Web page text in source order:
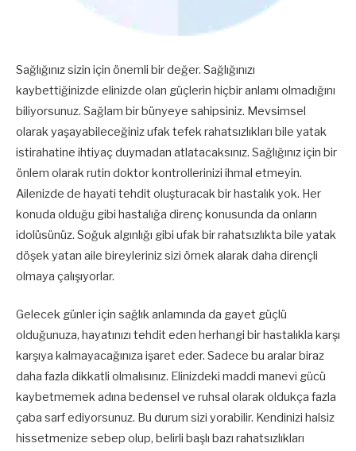
Sağlığınız sizin için önemli bir değer. Sağlığınızı
kaybettiğinizde elinizde olan güçlerin hiçbir anlamı olmadığını
biliyorsunuz. Sağlam bir bünyeye sahipsiniz. Mevsimsel
olarak yaşayabileceğiniz ufak tefek rahatsızlıkları bile yatak
istirahatine ihtiyaç duymadan atlatacaksınız. Sağlığınız için bir
önlem olarak rutin doktor kontrollerinizi ihmal etmeyin.
Ailenizde de hayati tehdit oluşturacak bir hastalık yok. Her
konuda olduğu gibi hastalığa direnç konusunda da onların
idolüsünüz. Soğuk algınlığı gibi ufak bir rahatsızlıkta bile yatak
döşek yatan aile bireyleriniz sizi örnek alarak daha dirençli
olmaya çalışıyorlar.
Gelecek günler için sağlık anlamında da gayet güçlü
olduğunuza, hayatınızı tehdit eden herhangi bir hastalıkla karşı
karşıya kalmayacağınıza işaret eder. Sadece bu aralar biraz
daha fazla dikkatli olmalısınız. Elinizdeki maddi manevi gücü
kaybetmemek adına bedensel ve ruhsal olarak oldukça fazla
çaba sarf ediyorsunuz. Bu durum sizi yorabilir. Kendinizi halsiz
hissetmenize sebep olup, belirli başlı bazı rahatsızlıkları